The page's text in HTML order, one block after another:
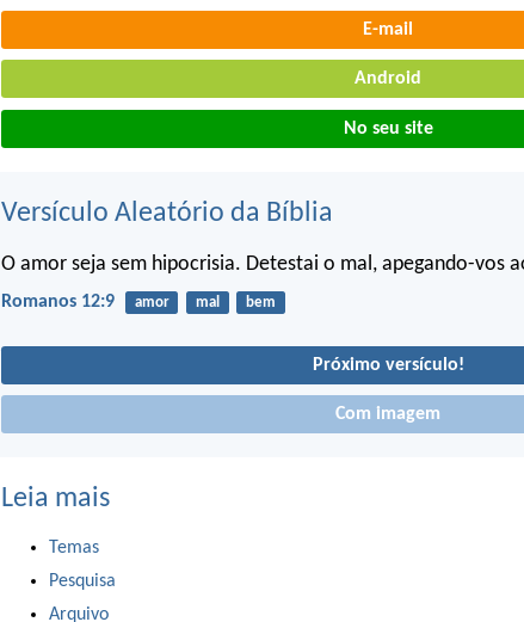
E-mail
Android
No seu site
Versículo Aleatório da Bíblia
O amor seja sem hipocrisia. Detestai o mal, apegando-vos
Romanos 12:9 amor mal bem
Próximo versículo!
Com imagem
Leia mais
Temas
Pesquisa
Arquivo